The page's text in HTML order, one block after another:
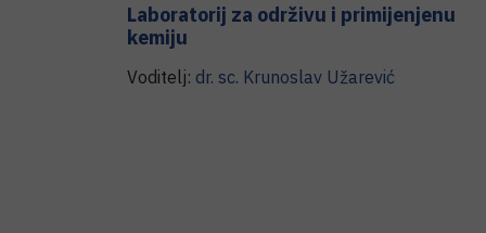
Laboratorij za održivu i primijenjenu
kemiju
Voditelj: dr. sc. Krunoslav Užarević